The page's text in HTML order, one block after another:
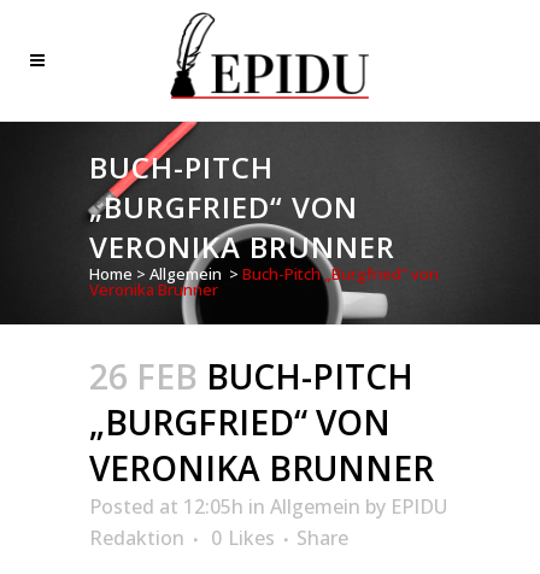
BUCH-PITCH
„BURGFRIED“ VON
VERONIKA BRUNNER
Home > Allgemein > Buch-Pitch „Burgfried“ von
Veronika Brunner
26 FEB BUCH-PITCH
„BURGFRIED“ VON
VERONIKA BRUNNER
Posted at 12:05h in Allgemein by EPIDU
Redaktion
0 Likes
Share